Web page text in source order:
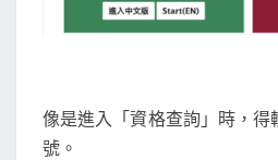
9
疫
像是進入「資格查詢」時，
號。